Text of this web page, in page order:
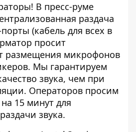
В пресс-руме
раздача
порты (кабель для всех в
просит
размещения микрофонов
Мы гарантируем
звука, чем при
Операторов просим
15 минут для
звука.